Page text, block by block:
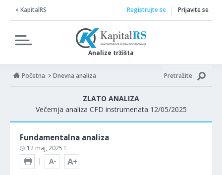
KapitalRS
Analize tržišta
Registrujte se Prijavite se
Početna Dnevna analiza Pretražite
ZLATO ANALIZA
Večernja analiza CFD instrumenata 12/05/2025
Fundamentalna analiza
12 maj, 2025